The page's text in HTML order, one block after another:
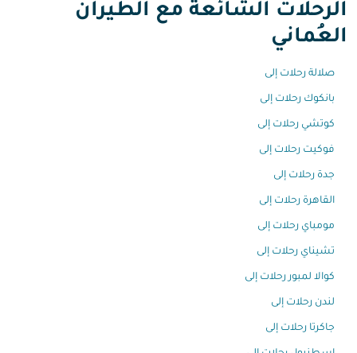
الرحلات الشائعة مع الطيران
العُماني
صلالة رحلات إلى
بانكوك رحلات إلى
كوتشي رحلات إلى
فوكيت رحلات إلى
جدة رحلات إلى
القاهرة رحلات إلى
مومباي رحلات إلى
تشيناي رحلات إلى
كوالا لمبور رحلات إلى
لندن رحلات إلى
جاكرتا رحلات إلى